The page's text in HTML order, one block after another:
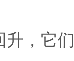
升，它